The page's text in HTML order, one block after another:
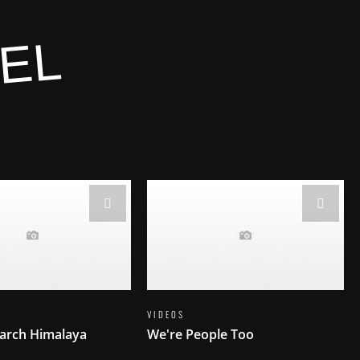
Himalaya
VIDEOS
We're People Too